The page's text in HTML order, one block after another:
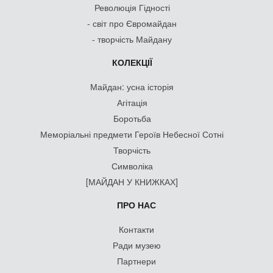
Революція Гідності
- світ про Євромайдан
- творчість Майдану
КОЛЕКЦІЇ
Майдан: усна історія
Агітація
Боротьба
Меморіальні предмети Героїв Небесної Сотні
Творчість
Символіка
[МАЙДАН У КНИЖКАХ]
ПРО НАС
Контакти
Ради музею
Партнери